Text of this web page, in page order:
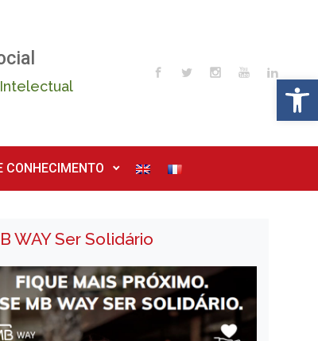
CONHECIMENTO
WAY Ser Solidário